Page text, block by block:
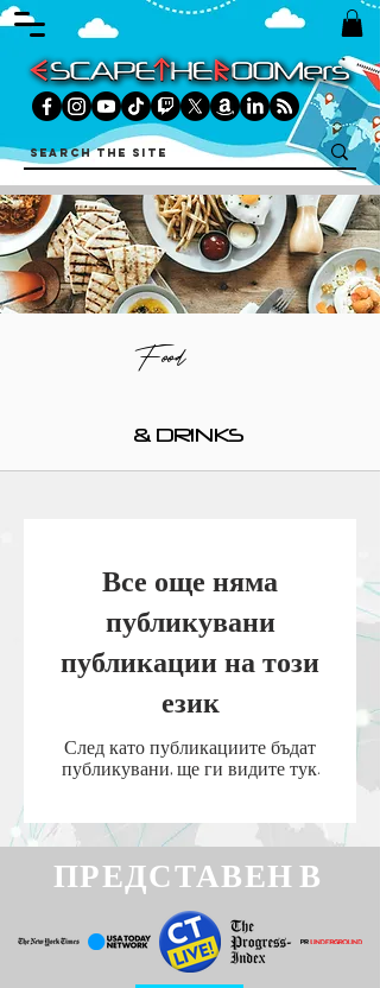
Food
& DRINKS
Все още няма
публикувани
публикации на този
език
След като публикациите бъдат
публикувани, ще ги видите тук.
ПРЕДСТАВЕН В